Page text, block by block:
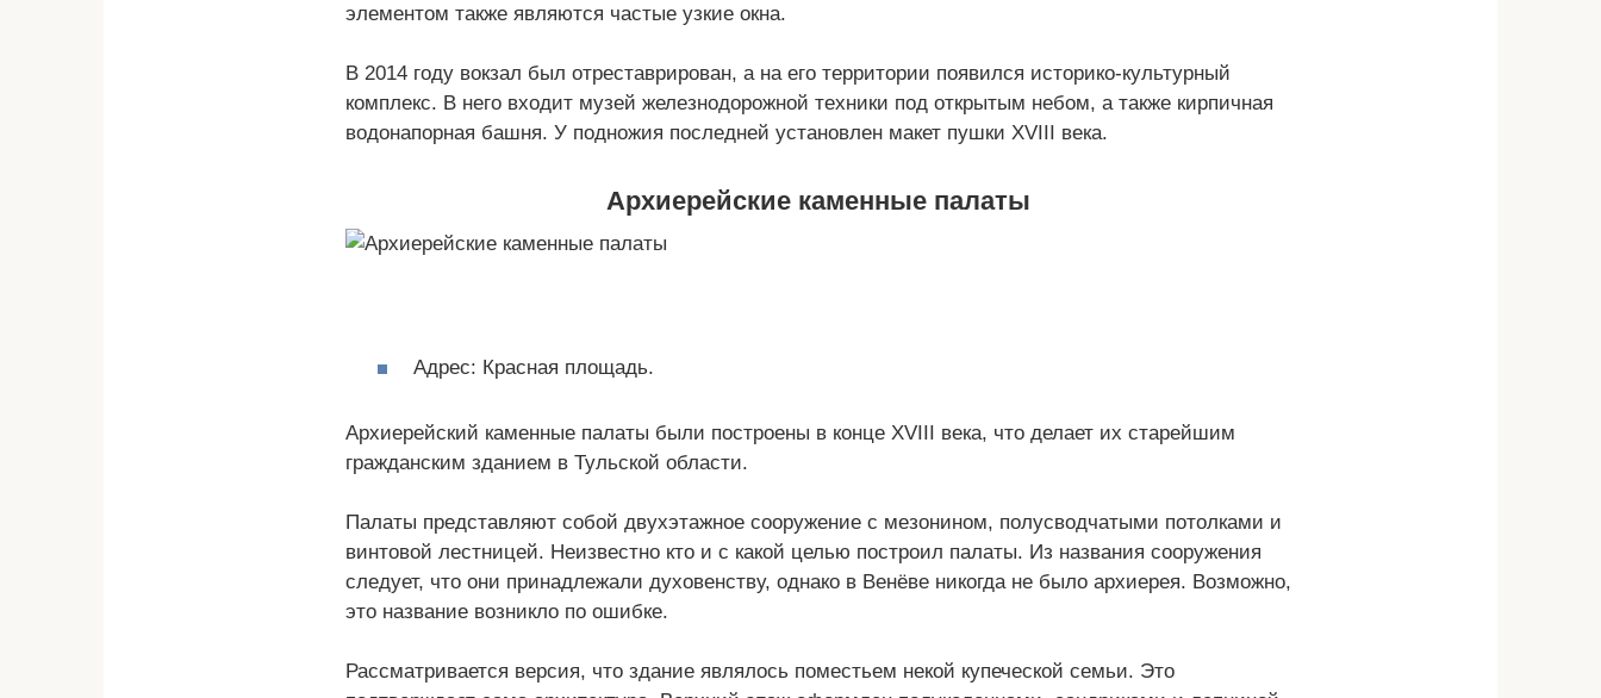
элементом также являются частые узкие окна.
В 2014 году вокзал был отреставрирован, а на его территории появился историко-культурный
комплекс. В него входит музей железнодорожной техники под открытым небом, а также кирпичная
водонапорная башня. У подножия последней установлен макет пушки XVIII века.
Архиерейские каменные палаты
Адрес: Красная площадь.
Архиерейский каменные палаты были построены в конце XVIII века, что делает их старейшим
гражданским зданием в Тульской области.
Палаты представляют собой двухэтажное сооружение с мезонином, полусводчатыми потолками и
винтовой лестницей. Неизвестно кто и с какой целью построил палаты. Из названия сооружения
следует, что они принадлежали духовенству, однако в Венёве никогда не было архиерея. Возможно,
это название возникло по ошибке.
Рассматривается версия, что здание являлось поместьем некой купеческой семьи. Это